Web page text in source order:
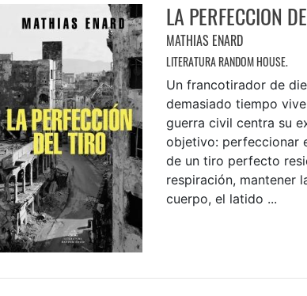
LA PERFECCION
MATHIAS ENARD
LITERATURA RANDOM HOUSE.
Un francotirador de
demasiado tiempo
guerra civil centra su
objetivo: perfeccionar
de un tiro perfecto
respiración, mantener
cuerpo, el latido ...